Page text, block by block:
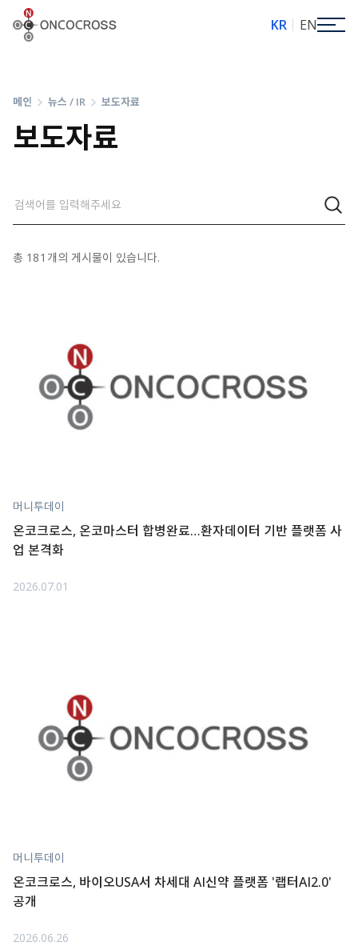
ONCOCROSS
KR EN
메인 뉴스 / IR 보도자료
보도자료
총 181 개의 게시물이 있습니다.
머니투데이
온코크로스, 온코마스터 합병완료…환자데이터 기반 플랫폼 사
업 본격화
2026.07.01
머니투데이
온코크로스, 바이오USA서 차세대 AI신약 플랫폼 '랩터AI2.0'
공개
2026.06.26